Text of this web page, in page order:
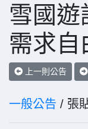
雪國遊
需求自
上一則公告
一般公告 / 張